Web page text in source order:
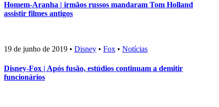
Homem-Aranha | irmãos russos mandaram Tom Holland
assistir filmes antigos
19 de junho de 2019 • Disney • Fox • Notícias
Disney-Fox | Após fusão, estúdios continuam a demitir
funcionários